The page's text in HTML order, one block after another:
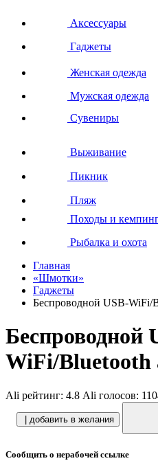
Аксессуары
Гаджеты
Женская одежда
Мужская одежда
Сувениры
Выживание
Пикник
Пляж
Походы и
Рыбалка и охота
Главная
«Шмотки»
Гаджеты
Беспроводной USB-WiFi/
Беспроводной
WiFi/Bluetooth
Ali рейтинг: 4.8 Ali голосов:
| добавить в желания
Сообщить о нерабочей ссылке